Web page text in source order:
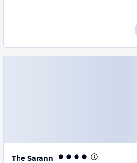
The Sarann